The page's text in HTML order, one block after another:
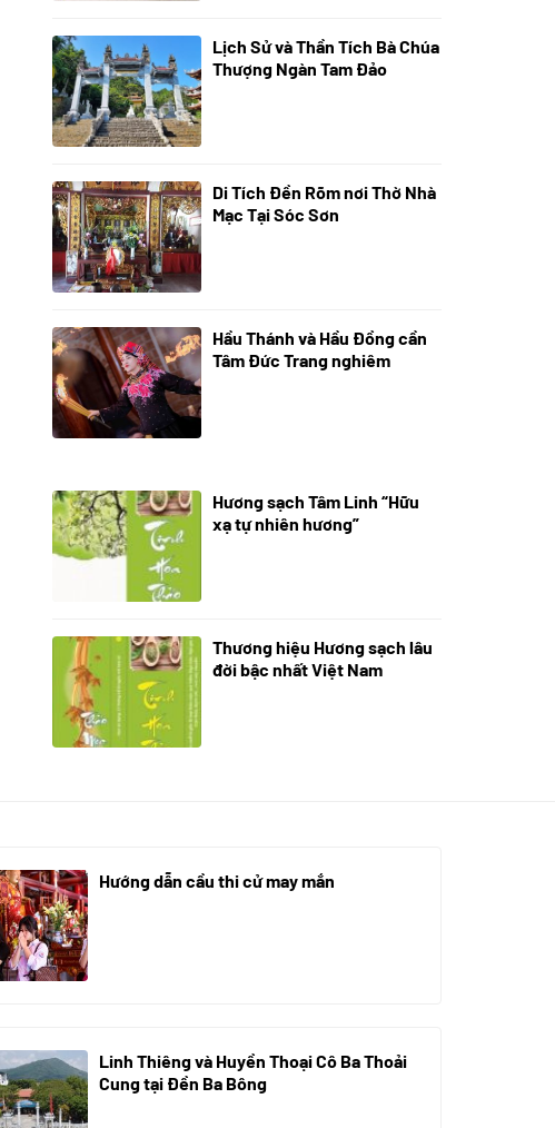
05/07/2024
Lịch Sử và Thần Tích Bà Chúa
Thượng Ngàn Tam Đảo
05/07/2024
Di Tích Đền Rõm nơi Thờ Nhà
Mạc Tại Sóc Sơn
05/07/2024
Hầu Thánh và Hầu Đồng cần
Tâm Đức Trang nghiêm
28/10/2025
Hương sạch Tâm Linh “Hữu
xạ tự nhiên hương”
18/10/2025
Thương hiệu Hương sạch lâu
đời bậc nhất Việt Nam
Hướng dẫn cầu thi cử may mắn
Linh Thiêng và Huyền Thoại Cô Ba Thoải
Cung tại Đền Ba Bông